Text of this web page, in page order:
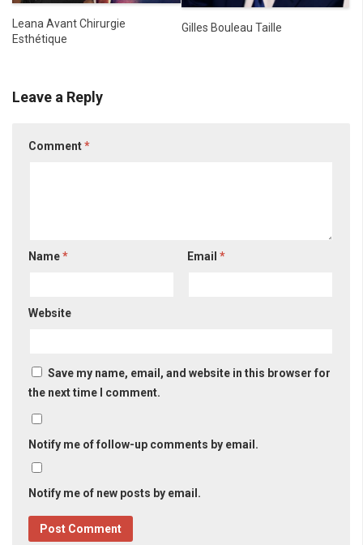
Leana Avant Chirurgie
Esthétique
Gilles Bouleau Taille
Leave a Reply
Comment*
Name* Email*
Website
Save my name, email, and website in this browser for
the next time I comment.
Notify me of follow-up comments by email.
Notify me of new posts by email.